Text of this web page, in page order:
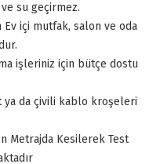
su geçirmez.
Ev içi mutfak, salon ve oda
işleriniz için bütçe dostu
ya da çivili kablo kroşeleri
Metrajda Kesilerek Test